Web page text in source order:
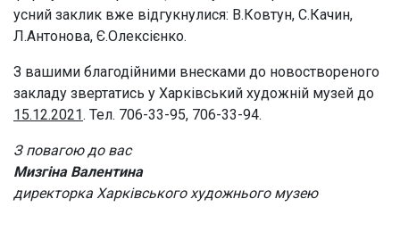
ВИСТАВКИ
Постійні експозиції
Тимчасові виставки
усний заклик вже відгукнулися: В.Ковтун, С.Качин,
Л.Антонова, Є.Олексієнко.
З вашими благодійними внесками до новоствореного
закладу звертатись у Харківський художній музей до
15.12.2021. Тел. 706-33-95, 706-33-94.
З повагою до вас
Мизгіна Валентина
директорка Харківського художнього музею